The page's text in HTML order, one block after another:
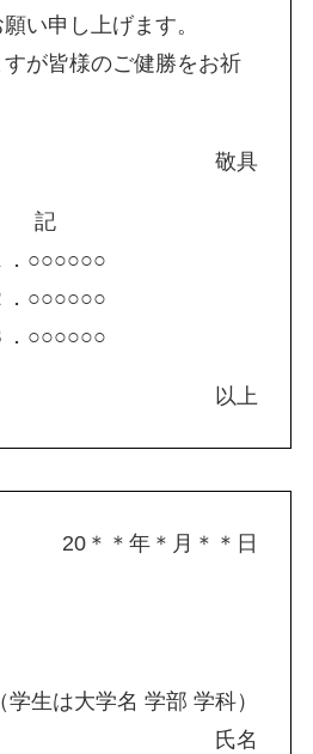
い申し上げます。
が皆様のご健勝をお祈
敬具
記
．○○○○○○
．○○○○○○
．○○○○○○
以上
20＊＊年＊月＊＊日
（学生は大学名 学部 学科）
氏名